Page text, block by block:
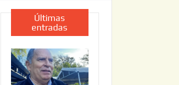
Últimas
entradas